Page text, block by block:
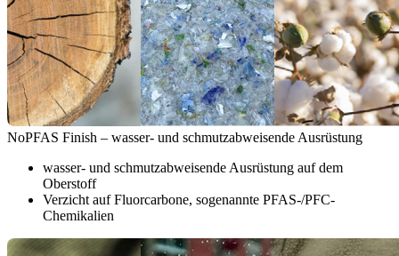
NoPFAS Finish – wasser- und schmutzabweisende Ausrüstung
wasser- und schmutzabweisende Ausrüstung auf dem
Oberstoff
Verzicht auf Fluorcarbone, sogenannte PFAS-/PFC-
Chemikalien